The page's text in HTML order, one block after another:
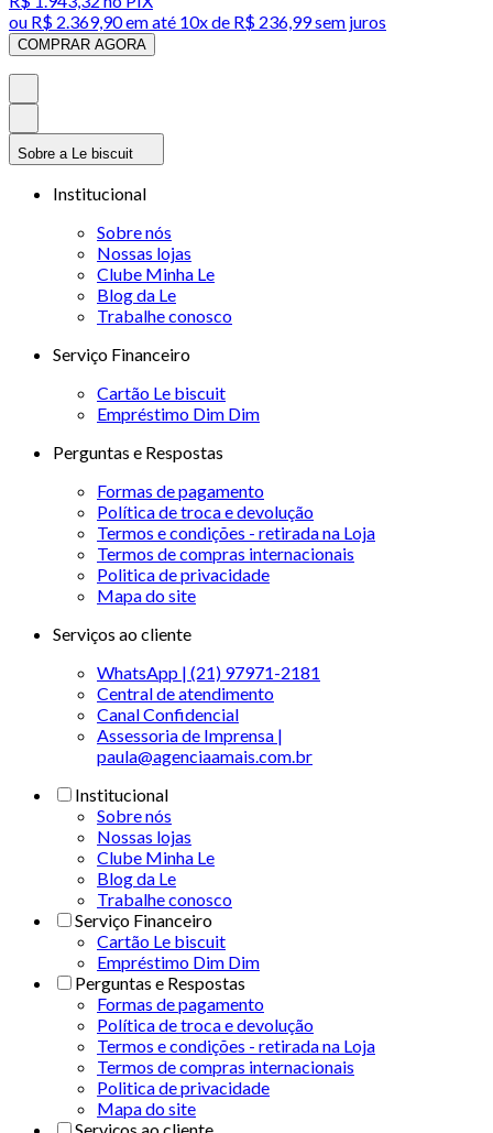
ou R$ 2.369,90em até 10x de R$ 236,99 sem juros
COMPRAR AGORA
Sobre a Le biscuit
Institucional
Sobre nós
Nossas lojas
Clube Minha Le
Blog da Le
Trabalhe conosco
Serviço Financeiro
Cartão Le biscuit
Empréstimo Dim Dim
Perguntas e Respostas
Formas de pagamento
Política de troca e devolução
Termos e condições - retirada na Loja
Termos de compras internacionais
Politica de privacidade
Mapa do site
Serviços ao cliente
WhatsApp | (21) 97971-2181
Central de atendimento
Canal Confidencial
Assessoria de Imprensa |
paula@agenciaamais.com.br
Institucional
Sobre nós
Nossas lojas
Clube Minha Le
Blog da Le
Trabalhe conosco
Serviço Financeiro
Cartão Le biscuit
Empréstimo Dim Dim
Perguntas e Respostas
Formas de pagamento
Política de troca e devolução
Termos e condições - retirada na Loja
Termos de compras internacionais
Politica de privacidade
Mapa do site
Serviços ao cliente